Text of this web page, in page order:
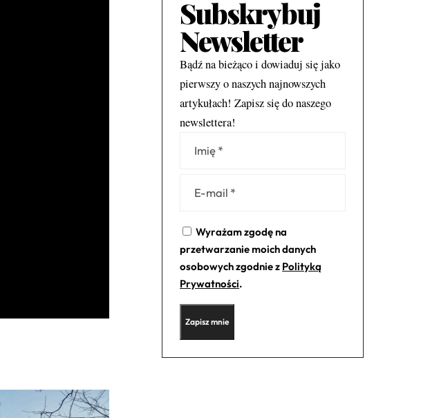
Subskrybuj
Newsletter
Bądź na bieżąco i dowiaduj się jako
pierwszy o naszych najnowszych
artykułach! Zapisz się do naszego
newslettera!
Wyrażam zgodę na
przetwarzanie moich danych
osobowych zgodnie z Polityką
Prywatności.
Alternative: